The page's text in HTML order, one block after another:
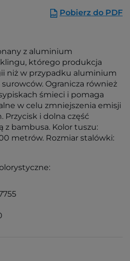
Pobierz do PDF
z aluminium
którego produkcja
niż w przypadku aluminium
Ogranicza również
śmieci i pomaga
w celu zmniejszenia emisji
Przycisk i dolna część
z bambusa. Kolor tuszu:
metrów. Rozmiar stalówki: